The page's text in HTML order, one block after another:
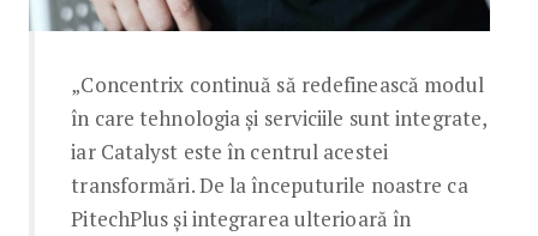
„Concentrix continuă să redefinească modul
în care tehnologia și serviciile sunt integrate,
iar Catalyst este în centrul acestei
transformări. De la începuturile noastre ca
PitechPlus și integrarea ulterioară în